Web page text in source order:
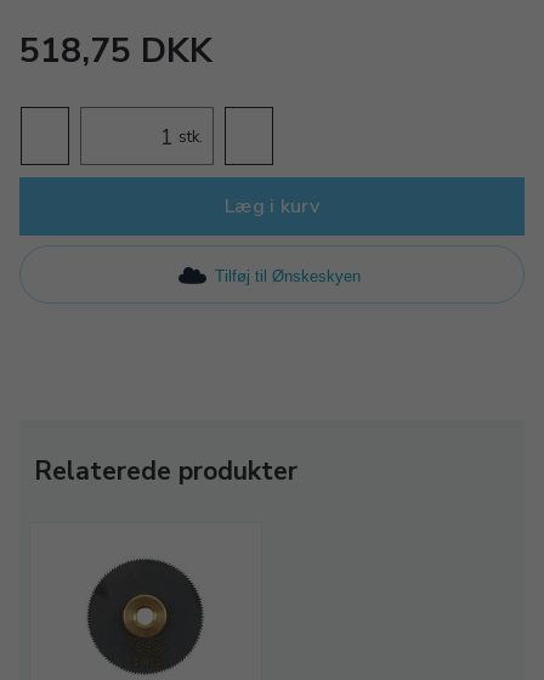
518,75 DKK
stk.
Læg i kurv
Tilføj til Ønskeskyen
Relaterede produkter